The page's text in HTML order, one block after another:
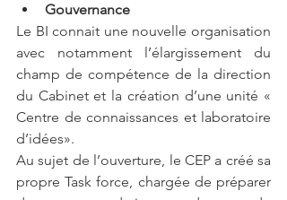
Gouvernance
Le BI connait une nouvelle organisation
avec notamment l’élargissement du
champ de compétence de la direction
du Cabinet et la création d’une unité «
Centre de connaissances et laboratoire
d’idées».
Au sujet de l’ouverture, le CEP a créé sa
propre Task force, chargée de préparer